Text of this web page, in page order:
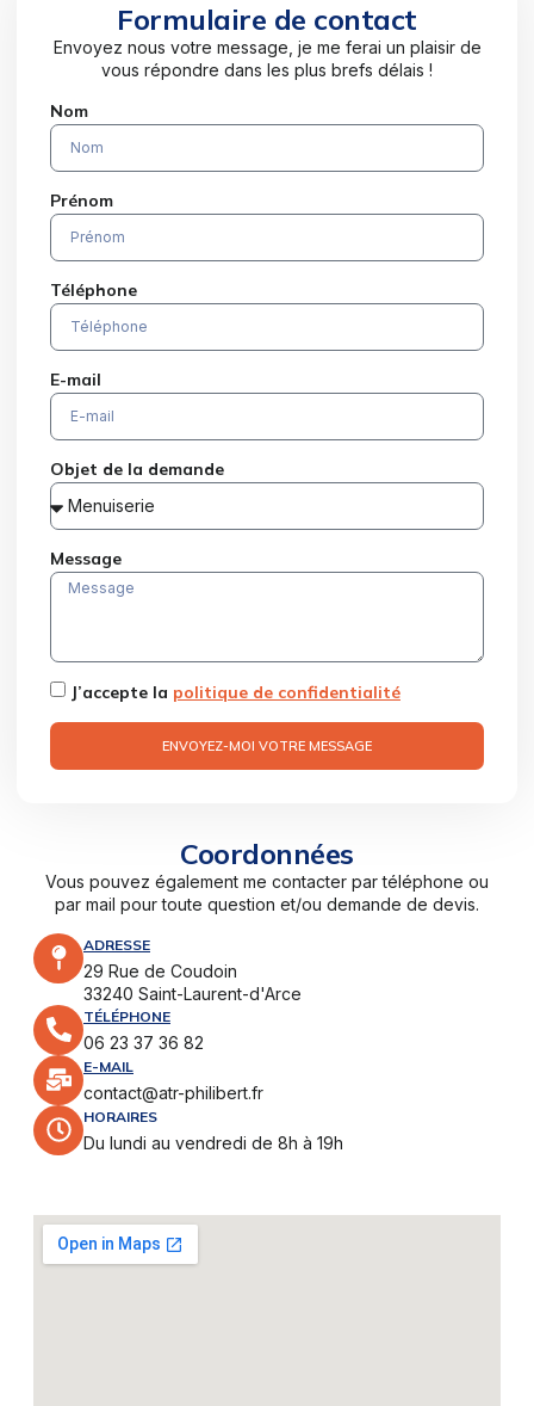
Formulaire de contact
Envoyez nous votre message, je me ferai un plaisir de
vous répondre dans les plus brefs délais !
Nom
Prénom
Téléphone
E-mail
Objet de la demande
Message
J’accepte la politique de confidentialité
ENVOYEZ-MOI VOTRE MESSAGE
Coordonnées
Vous pouvez également me contacter par téléphone ou
par mail pour toute question et/ou demande de devis.
ADRESSE
29 Rue de Coudoin
33240 Saint-Laurent-d'Arce
TÉLÉPHONE
06 23 37 36 82
E-MAIL
contact@atr-philibert.fr
HORAIRES
Du lundi au vendredi de 8h à 19h